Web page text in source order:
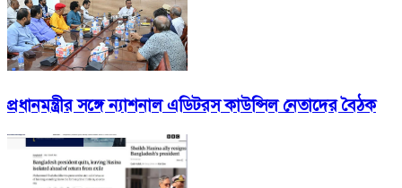
প্রধানমন্ত্রীর সঙ্গে ন্যাশনাল এডিটরস কাউন্সিল নেতাদের বৈঠক